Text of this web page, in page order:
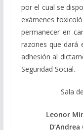
por el cual se
exámenes
permanecer en
razones que dará
adhesión al
Seguridad Social.
Sala
Leonor